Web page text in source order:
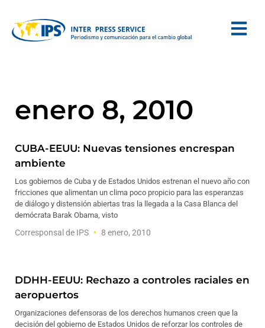
enero 8, 2010
CUBA-EEUU: Nuevas tensiones encrespan
ambiente
Los gobiernos de Cuba y de Estados Unidos estrenan el nuevo año con
fricciones que alimentan un clima poco propicio para las esperanzas
de diálogo y distensión abiertas tras la llegada a la Casa Blanca del
demócrata Barak Obama, visto
Corresponsal de IPS 8 enero, 2010
DDHH-EEUU: Rechazo a controles raciales en
aeropuertos
Organizaciones defensoras de los derechos humanos creen que la
decisión del gobierno de Estados Unidos de reforzar los controles de